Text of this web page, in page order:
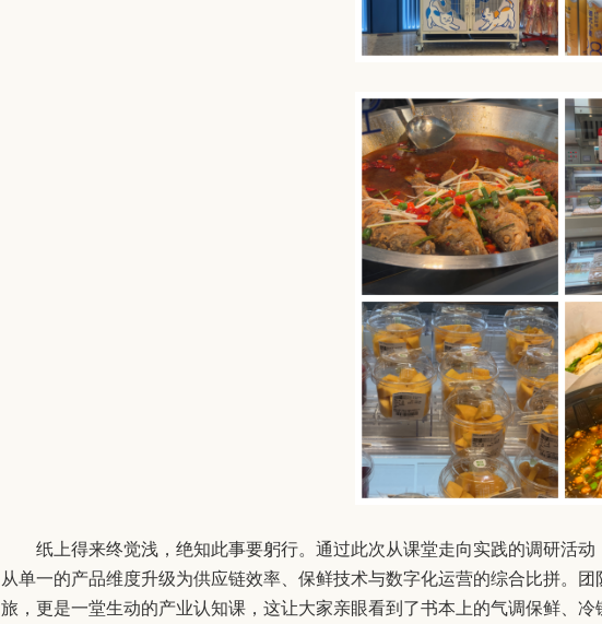
纸上得来终觉浅，绝知此事要躬行。通过此次从课堂走向实践的调研活
从单一的产品维度升级为供应链效率、保鲜技术与数字化运营的综合比拼。
旅，更是一堂生动的产业认知课，这让大家亲眼看到了书本上的气调保鲜、